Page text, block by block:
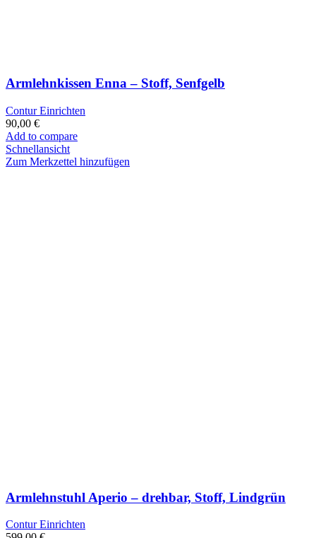
Armlehnkissen Enna – Stoff, Senfgelb
Contur Einrichten
90,00 €
Add to compare
Schnellansicht
Zum Merkzettel hinzufügen
Armlehnstuhl Aperio – drehbar, Stoff, Lindgrün
Contur Einrichten